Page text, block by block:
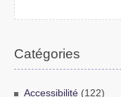
Catégories
Accessibilité(122)